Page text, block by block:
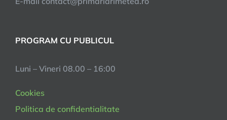
PROGRAM CU PUBLICUL
Luni – Vineri 08.00 – 16:00
Cookies
Politica de confidentialitate